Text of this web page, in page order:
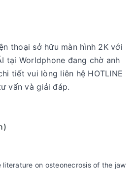
thoại sở hữu màn hình 2K với
tại Worldphone đang chờ anh
tiết vui lòng liên hệ HOTLINE
vấn và giải đáp.
literature on osteonecrosis of the jaw